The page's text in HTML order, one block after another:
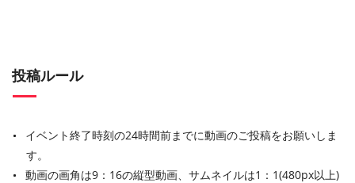
投稿ルール
イベント終了時刻の24時間前までに動画のご投稿をお願いしま
す。
動画の画角は9：16の縦型動画、サムネイルは1：1(480px以上)